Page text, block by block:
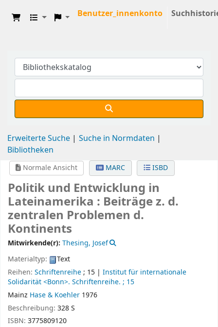
Benutzer_innenkonto
Erweiterte Suche
Suche in Normdaten
Bibliotheken
Normale Ansicht MARC ISBD
Politik und Entwicklung in
Lateinamerika : Beiträge z. d.
zentralen Problemen d.
Kontinents
Mitwirkende(r): Thesing, Josef
Materialtyp:
Text
Reihen: Schriftenreihe; 15 | Institut für internationale
Solidarität <Bonn>. Schriftenreihe. ; 15
Mainz Hase & Koehler 1976
Beschreibung: 328 S
ISBN: 3775809120